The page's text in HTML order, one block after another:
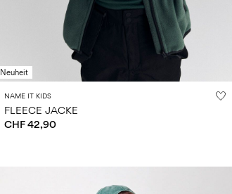
Neuheit
NAME IT KIDS
FLEECE JACKE
CHF 42,90